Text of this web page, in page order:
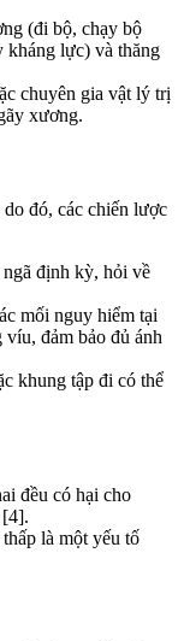
(đi bộ, chạy bộ
kháng lực) và thăng
chuyên gia vật lý trị
xương.
đó, các chiến lược
định kỳ, hỏi về
mối nguy hiểm tại
đảm bảo đủ ánh
khung tập đi có thể
đều có hại cho
là một yếu tố